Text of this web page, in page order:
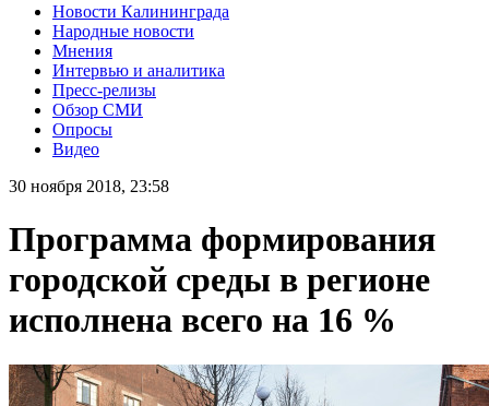
Новости Калининграда
Народные новости
Мнения
Интервью и аналитика
Пресс-релизы
Обзор СМИ
Опросы
Видео
30 ноября 2018, 23:58
Программа формирования
городской среды в регионе
исполнена всего на 16 %